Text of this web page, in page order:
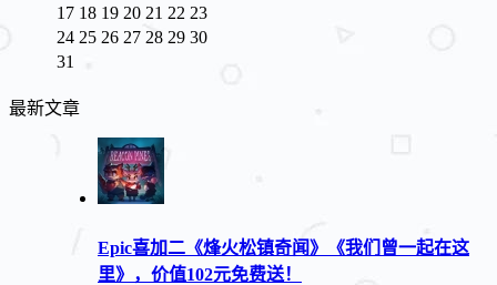
17 18 19 20 21 22 23
24 25 26 27 28 29 30
31
最新文章
Epic喜加二《烽火松镇奇闻》《我们曾一起在这
里》，价值102元免费送！